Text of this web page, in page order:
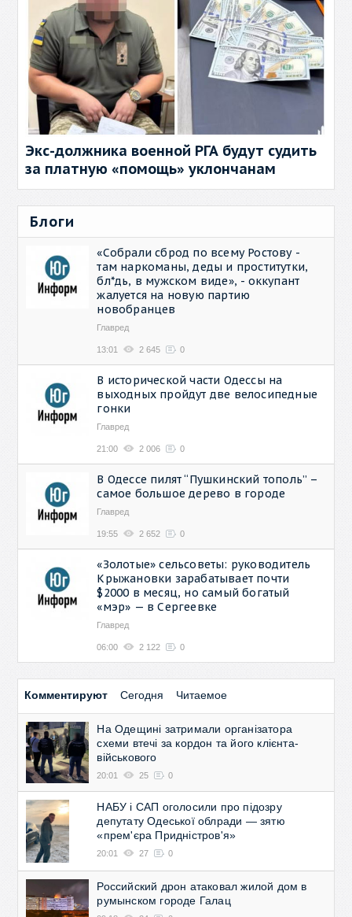
Экс-должника военной РГА будут судить
за платную «помощь» уклончанам
Блоги
«Собрали сброд по всему Ростову -
там наркоманы, деды и проститутки,
бл*дь, в мужском виде», - оккупант
жалуется на новую партию
новобранцев
Главред
13:01 2 645 0
В исторической части Одессы на
выходных пройдут две велосипедные
гонки
Главред
21:00 2 006 0
В Одессе пилят “Пушкинский тополь” –
самое большое дерево в городе
Главред
19:55 2 652 0
«Золотые» сельсоветы: руководитель
Крыжановки зарабатывает почти
$2000 в месяц, но самый богатый
«мэр» — в Сергеевке
Главред
06:00 2 122 0
Комментируют Сегодня Читаемое
На Одещині затримали організатора
схеми втечі за кордон та його клієнта-
військового
20:01 25 0
НАБУ і САП оголосили про підозру
депутату Одеської облради — зятю
«прем'єра Придністров'я»
20:01 27 0
Российский дрон атаковал жилой дом в
румынском городе Галац